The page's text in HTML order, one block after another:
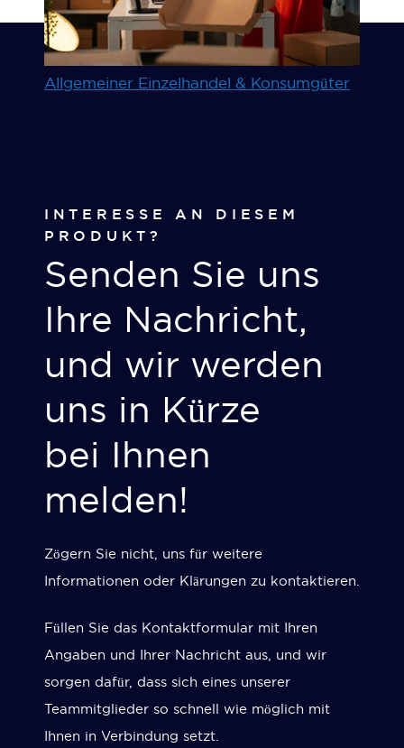
Allgemeiner Einzelhandel & Konsumgüter
INTERESSE AN DIESEM
PRODUKT?
Senden Sie uns
Ihre Nachricht,
und wir werden
uns in Kürze
bei Ihnen
melden!
Zögern Sie nicht, uns für weitere
Informationen oder Klärungen zu kontaktieren.
Füllen Sie das Kontaktformular mit Ihren
Angaben und Ihrer Nachricht aus, und wir
sorgen dafür, dass sich eines unserer
Teammitglieder so schnell wie möglich mit
Ihnen in Verbindung setzt.